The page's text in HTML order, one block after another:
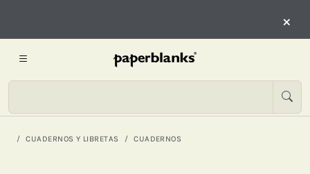
×
CUADERNOS Y LIBRETAS CUADERNOS